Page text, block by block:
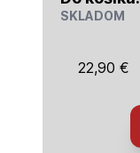
SKLADOM
22,90 €